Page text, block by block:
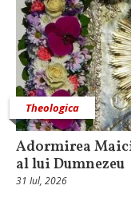
Theologica
Adormirea
al lui Dumnezeu
31 Iul, 2026